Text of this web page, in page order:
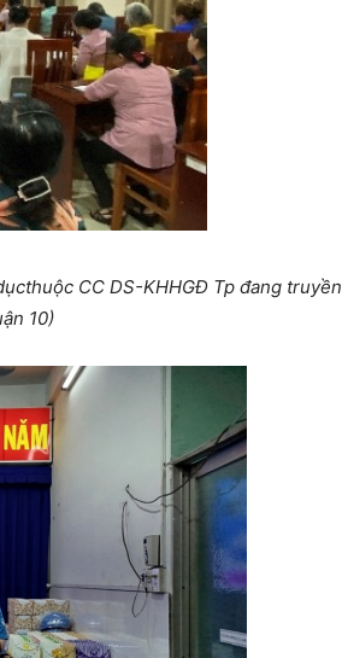
thuộc CC DS-KHHGĐ Tp đang truyền
10)